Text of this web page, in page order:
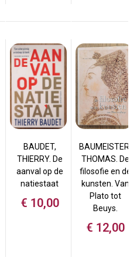
BAUDET,
THIERRY. De
aanval op de
natiestaat
€ 10,00
BAUMEISTER,
THOMAS. De
filosofie en de
kunsten. Van
Plato tot
Beuys.
€ 12,00